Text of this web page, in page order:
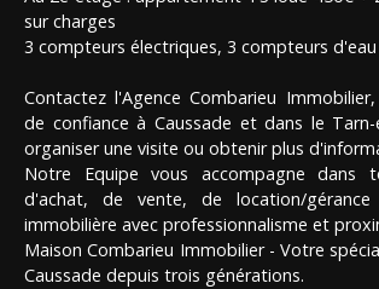
sur charges
3 compteurs électriques, 3 compteurs d'eau
Contactez l'Agence Combarieu
de confiance à Caussade et dans le
organiser une visite ou obtenir plus
Notre Equipe vous accompagne dans
d'achat, de vente, de location/
immobilière avec professionnalisme et
Maison Combarieu Immobilier - Votre
Caussade depuis trois générations.